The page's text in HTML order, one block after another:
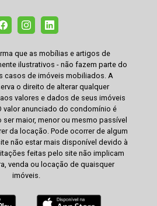
que as mobílias e artigos de
ilustrativos - não fazem parte do
casos de imóveis mobiliados. A
o direito de alterar qualquer
valores e dados de seus imóveis
valor anunciado do condomínio é
maior, menor ou mesmo passível
da locação. Pode ocorrer de algum
não estar mais disponível devido à
feitas pelo site não implicam
venda ou locação de quaisquer
imóveis.